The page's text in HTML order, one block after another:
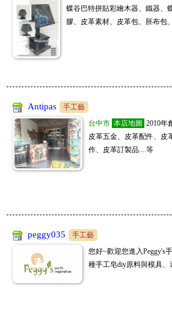
蝶谷巴特拼貼彩繪木器、鐵器、
膠、皮革素材、皮革包、胚布包
Antipas
手工藝
台中市 本店地圖 2010年
皮革五金、皮革配件、皮
作、皮革訂製品....等
peggy035
手工藝
您好~歡迎您進入Peggy's
種手工皂diy原料與模具